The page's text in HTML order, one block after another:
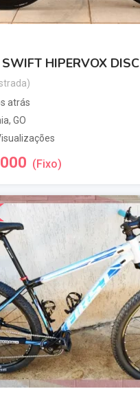
SWIFT HIPERVOX DISC
atrás
, GO
(Fixo)